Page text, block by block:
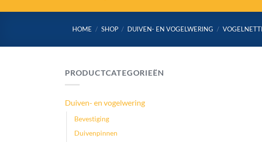
HOME / SHOP / DUIVEN- EN VOGELWERING /
PRODUCTCATEGORIEËN
Duiven- en vogelwering
Bevestiging
Duivenpinnen